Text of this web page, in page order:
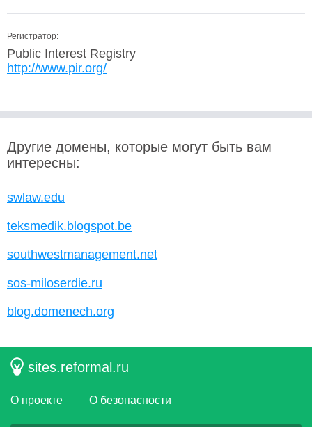
Регистратор:
Public Interest Registry
http://www.pir.org/
Другие домены, которые могут быть вам
интересны:
swlaw.edu
teksmedik.blogspot.be
southwestmanagement.net
sos-miloserdie.ru
blog.domenech.org
sites.reformal.ru
О проекте О безопасности